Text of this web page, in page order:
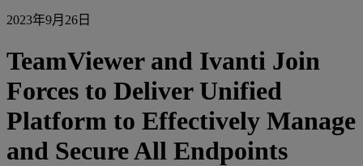
2023年9月26日
TeamViewer and Ivanti Join
Forces to Deliver Unified
Platform to Effectively Manage
and Secure All Endpoints